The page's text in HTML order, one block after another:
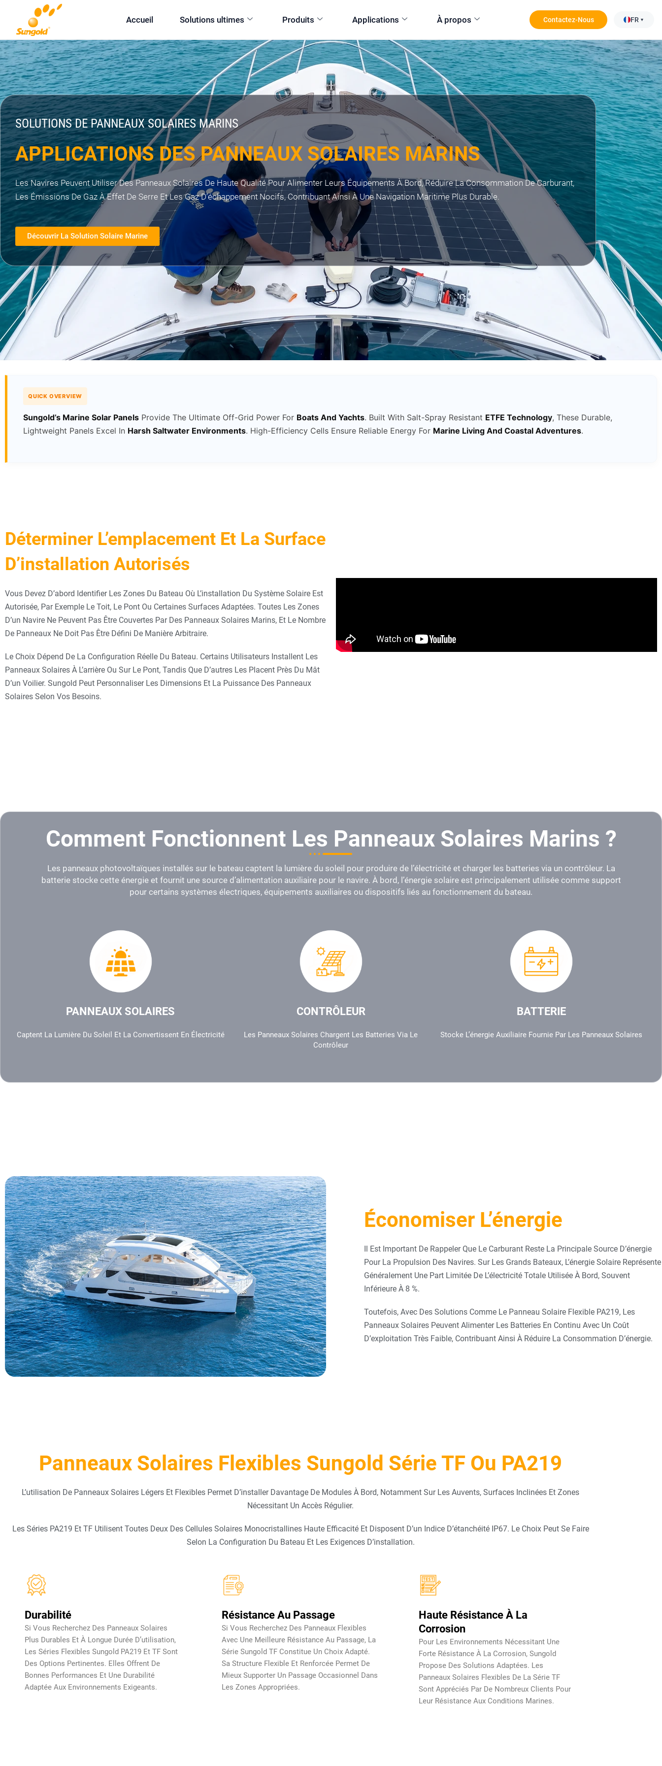
Content
Accueil Solutions ultimes Produits Applications À propos Contactez-Nous FR
SOLUTIONS DE PANNEAUX SOLAIRES MARINS
APPLICATIONS DES PANNEAUX SOLAIRES MARINS
Les Navires Peuvent Utiliser Des Panneaux Solaires De Haute Qualité Pour Alimenter Leurs Équipements À Bord, Réduire La Consommation De Carburant,
Les Émissions De Gaz À Effet De Serre Et Les Gaz D’échappement Nocifs, Contribuant Ainsi À Une Navigation Maritime Plus Durable.
Découvrir La Solution Solaire Marine
QUICK OVERVIEW
Sungold’s Marine Solar Panels Provide The Ultimate Off-Grid Power For Boats And Yachts. Built With Salt-Spray Resistant ETFE Technology, These Durable,
Lightweight Panels Excel In Harsh Saltwater Environments. High-Efficiency Cells Ensure Reliable Energy For Marine Living And Coastal Adventures.
Déterminer L’emplacement Et La Surface
D’installation Autorisés
Vous Devez D’abord Identifier Les Zones Du Bateau Où L’installation Du Système Solaire Est
Autorisée, Par Exemple Le Toit, Le Pont Ou Certaines Surfaces Adaptées. Toutes Les Zones
D’un Navire Ne Peuvent Pas Être Couvertes Par Des Panneaux Solaires Marins, Et Le Nombre
De Panneaux Ne Doit Pas Être Défini De Manière Arbitraire.
Le Choix Dépend De La Configuration Réelle Du Bateau. Certains Utilisateurs Installent Les
Panneaux Solaires À L’arrière Ou Sur Le Pont, Tandis Que D’autres Les Placent Près Du Mât
D’un Voilier. Sungold Peut Personnaliser Les Dimensions Et La Puissance Des Panneaux
Solaires Selon Vos Besoins.
Comment Fonctionnent Les Panneaux Solaires Marins ?
Les panneaux photovoltaïques installés sur le bateau captent la lumière du soleil pour produire de l’électricité et charger les batteries via un contrôleur. La
batterie stocke cette énergie et fournit une source d’alimentation auxiliaire pour le navire. À bord, l’énergie solaire est principalement utilisée comme support
pour certains systèmes électriques, équipements auxiliaires ou dispositifs liés au fonctionnement du bateau.
PANNEAUX SOLAIRES
Captent La Lumière Du Soleil Et La Convertissent En Électricité
CONTRÔLEUR
Les Panneaux Solaires Chargent Les Batteries Via Le
Contrôleur
BATTERIE
Stocke L’énergie Auxiliaire Fournie Par Les Panneaux Solaires
Économiser L’énergie
Il Est Important De Rappeler Que Le Carburant Reste La Principale Source D’énergie
Pour La Propulsion Des Navires. Sur Les Grands Bateaux, L’énergie Solaire Représente
Généralement Une Part Limitée De L’électricité Totale Utilisée À Bord, Souvent
Inférieure À 8 %.
Toutefois, Avec Des Solutions Comme Le Panneau Solaire Flexible PA219, Les
Panneaux Solaires Peuvent Alimenter Les Batteries En Continu Avec Un Coût
D’exploitation Très Faible, Contribuant Ainsi À Réduire La Consommation D’énergie.
Panneaux Solaires Flexibles Sungold Série TF Ou PA219
L’utilisation De Panneaux Solaires Légers Et Flexibles Permet D’installer Davantage De Modules À Bord, Notamment Sur Les Auvents, Surfaces Inclinées Et Zones
Nécessitant Un Accès Régulier.
Les Séries PA219 Et TF Utilisent Toutes Deux Des Cellules Solaires Monocristallines Haute Efficacité Et Disposent D’un Indice D’étanchéité IP67. Le Choix Peut Se Faire
Selon La Configuration Du Bateau Et Les Exigences D’installation.
Durabilité
Si Vous Recherchez Des Panneaux Solaires
Plus Durables Et À Longue Durée D’utilisation,
Les Séries Flexibles Sungold PA219 Et TF Sont
Des Options Pertinentes. Elles Offrent De
Bonnes Performances Et Une Durabilité
Adaptée Aux Environnements Exigeants.
Résistance Au Passage
Si Vous Recherchez Des Panneaux Flexibles
Avec Une Meilleure Résistance Au Passage, La
Série Sungold TF Constitue Un Choix Adapté.
Sa Structure Flexible Et Renforcée Permet De
Mieux Supporter Un Passage Occasionnel Dans
Les Zones Appropriées.
Haute Résistance À La
Corrosion
Pour Les Environnements Nécessitant Une
Forte Résistance À La Corrosion, Sungold
Propose Des Solutions Adaptées. Les
Panneaux Solaires Flexibles De La Série TF
Sont Appréciés Par De Nombreux Clients Pour
Leur Résistance Aux Conditions Marines.